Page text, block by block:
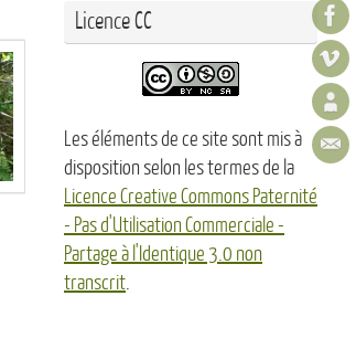
Licence CC
Les éléments de ce site sont mis à
disposition selon les termes de la
Licence Creative Commons Paternité
- Pas d'Utilisation Commerciale -
Partage à l'Identique 3.0 non
transcrit